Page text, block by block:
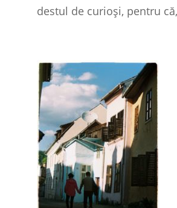
destul de curioşi, pentru